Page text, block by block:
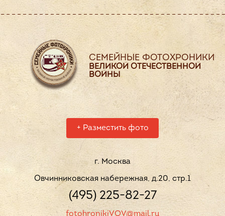
СЕМЕЙНЫЕ ФОТОХРОНИКИ
ВЕЛИКОЙ ОТЕЧЕСТВЕННОЙ
ВОЙНЫ
+ Разместить фото
г. Москва
Овчинниковская набережная, д.20, стр.1
(495) 225-82-27
fotohronikiVOV@mail.ru